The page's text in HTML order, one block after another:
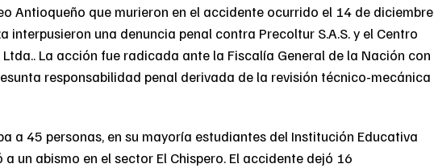
Antioqueño que murieron en el accidente ocurrido el 14 de diciembre
una denuncia penal contra Precoltur S.A.S. y el Centro
La acción fue radicada ante la Fiscalía General de la Nación con
responsabilidad penal derivada de la revisión técnico-mecánica
a 45 personas, en su mayoría estudiantes del Institución Educativa
un abismo en el sector El Chispero. El accidente dejó 16